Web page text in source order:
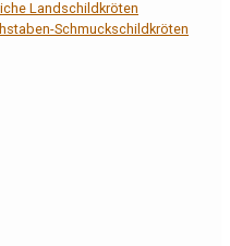
Landschildkröten
Schmuckschildkröten